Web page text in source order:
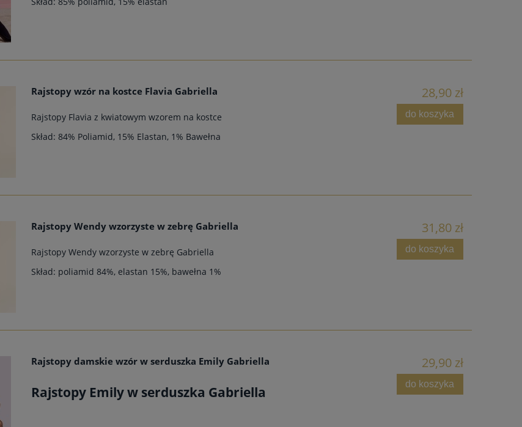
Rajstopy wzór na kostce Flavia Gabriella
Rajstopy Flavia z kwiatowym wzorem na kostce
Skład: 84% Poliamid, 15% Elastan, 1% Bawełna
28,90 zł
do koszyka
Rajstopy Wendy wzorzyste w zebrę Gabriella
Rajstopy Wendy wzorzyste w zebrę Gabriella
Skład: poliamid 84%, elastan 15%, bawełna 1%
31,80 zł
do koszyka
Rajstopy damskie wzór w serduszka Emily Gabriella
Rajstopy Emily w serduszka Gabriella
29,90 zł
do koszyka